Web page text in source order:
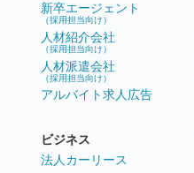
新卒エージェント
（採用担当向け）
人材紹介会社
（採用担当向け）
人材派遣会社
（採用担当向け）
アルバイト求人広告
ビジネス
法人カーリース